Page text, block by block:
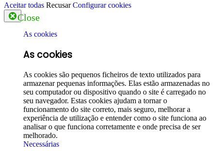
Aceitar todas Recusar Configurar cookies
Close
As cookies
As cookies
As cookies são pequenos ficheiros de texto utilizados para
armazenar pequenas informações. Elas estão armazenadas no
seu computador ou dispositivo quando o site é carregado no
seu navegador. Estas cookies ajudam a tornar o
funcionamento do site correto, mais seguro, melhorar a
experiência de utilização e entender como o site funciona ao
analisar o que funciona corretamente e onde precisa de ser
melhorado.
Necessárias